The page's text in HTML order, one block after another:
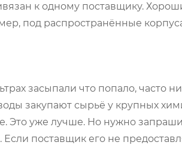
к одному поставщику.
под распространённые
засыпали что попало, часто
закупают сырьё у крупных
Это уже лучше. Но нужно
поставщик его не